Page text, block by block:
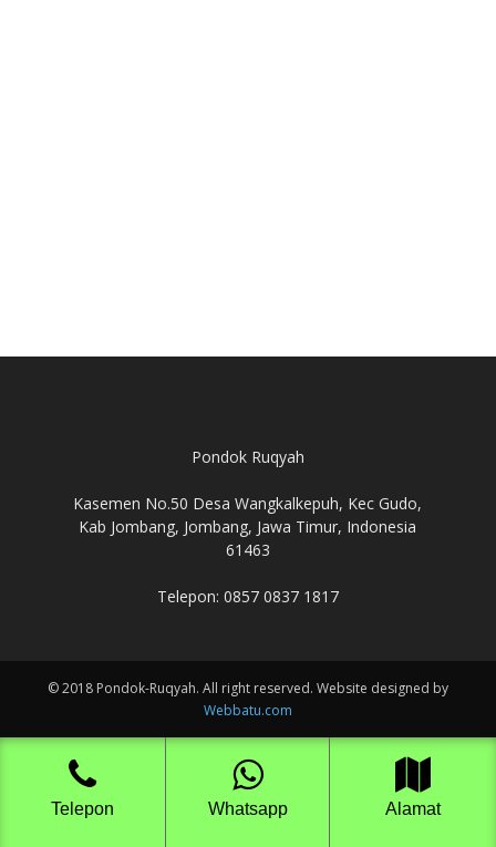
Pondok Ruqyah
Kasemen No.50 Desa Wangkalkepuh, Kec Gudo,
Kab Jombang, Jombang, Jawa Timur, Indonesia
61463
Telepon: 0857 0837 1817
© 2018 Pondok-Ruqyah. All right reserved. Website designed by
Webbatu.com
Telepon Whatsapp Alamat